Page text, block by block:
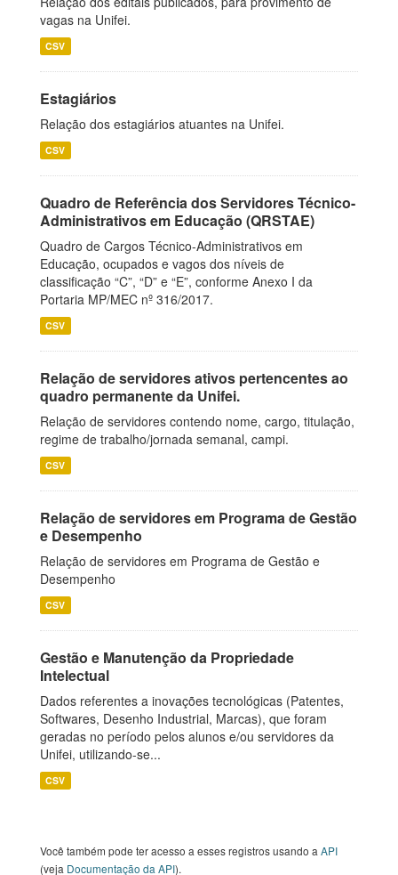
vagas na Unifei.
CSV
Estagiários
Relação dos estagiários atuantes na Unifei.
CSV
Quadro de Referência dos Servidores Técnico-
Administrativos em Educação (QRSTAE)
Quadro de Cargos Técnico-Administrativos em
Educação, ocupados e vagos dos níveis de
classificação “C”, “D” e “E”, conforme Anexo I da
Portaria MP/MEC nº 316/2017.
CSV
Relação de servidores ativos pertencentes ao
quadro permanente da Unifei.
Relação de servidores contendo nome, cargo, titulação,
regime de trabalho/jornada semanal, campi.
CSV
Relação de servidores em Programa de Gestão
e Desempenho
Relação de servidores em Programa de Gestão e
Desempenho
CSV
Gestão e Manutenção da Propriedade
Intelectual
Dados referentes a inovações tecnológicas (Patentes,
Softwares, Desenho Industrial, Marcas), que foram
geradas no período pelos alunos e/ou servidores da
Unifei, utilizando-se...
CSV
Você também pode ter acesso a esses registros usando a API
(veja Documentação da API).